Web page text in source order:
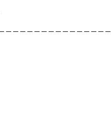
－－－－－－－－－－－－－－－